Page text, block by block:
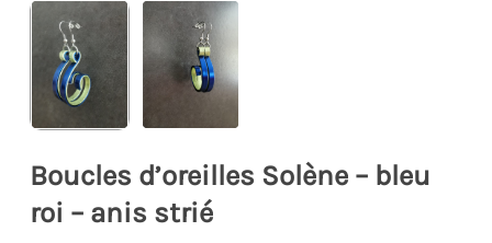
Boucles d’oreilles Solène – bleu
roi – anis strié